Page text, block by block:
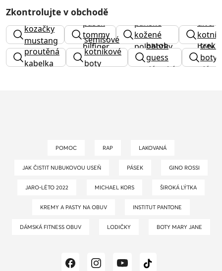
Zkontrolujte v obchodě
kozačky
mustang
pásek
tommy
hilfiger
pánské
kožené
polobotky
dívčí
boty
proutěná
kabelka
semišové
kotníkové
boty
batoh
guess
dámský
boty
POMOC RAP LAKOVANÁ
JAK ČISTIT NUBUKOVOU USEŇ PÁSEK GINO ROSSI
JARO-LÉTO 2022 MICHAEL KORS ŠIROKÁ LÝTKA
KREMY A PASTY NA OBUV INSTITUT PANTONE
DÁMSKÁ FITNESS OBUV LODIČKY BOTY MARY JANE